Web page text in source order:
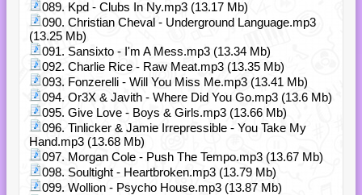
089. Kpd - Clubs In Ny.mp3 (13.17 Mb)
090. Christian Cheval - Underground Language.mp3
(13.25 Mb)
091. Sansixto - I'm A Mess.mp3 (13.34 Mb)
092. Charlie Rice - Raw Meat.mp3 (13.35 Mb)
093. Fonzerelli - Will You Miss Me.mp3 (13.41 Mb)
094. Or3X & Javith - Where Did You Go.mp3 (13.6 Mb)
095. Give Love - Boys & Girls.mp3 (13.66 Mb)
096. Tinlicker & Jamie Irrepressible - You Take My
Hand.mp3 (13.68 Mb)
097. Morgan Cole - Push The Tempo.mp3 (13.67 Mb)
098. Soultight - Heartbroken.mp3 (13.79 Mb)
099. Wollion - Psycho House.mp3 (13.87 Mb)